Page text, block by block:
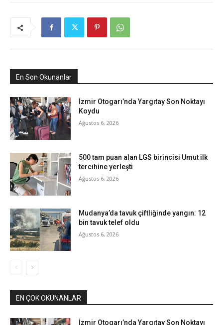
En Son Okunanlar
İzmir Otogarı’nda Yargıtay Son Noktayı
Koydu
Ağustos 6, 2026
500 tam puan alan LGS birincisi Umut ilk
tercihine yerleşti
Ağustos 6, 2026
Mudanya’da tavuk çiftliğinde yangın: 12
bin tavuk telef oldu
Ağustos 6, 2026
EN ÇOK OKUNANLAR
İzmir Otogarı’nda Yargıtay Son Noktayı